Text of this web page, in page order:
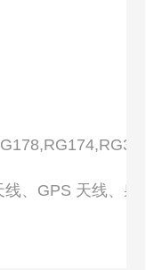
、GPS 天线、射